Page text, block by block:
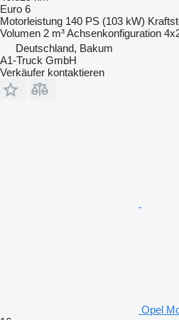
Euro 6
Motorleistung 140 PS (103 kW)
Volumen 2 m³Achsenkonfiguration
Deutschland, Bakum
A1-Truck GmbH
Verkäufer kontaktieren
Opel